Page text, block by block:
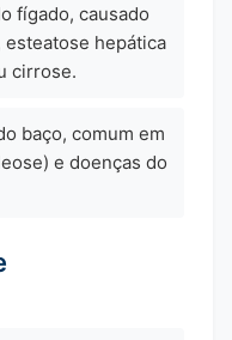
fígado, causado
hepática
cirrose.
baço, comum em
e doenças do